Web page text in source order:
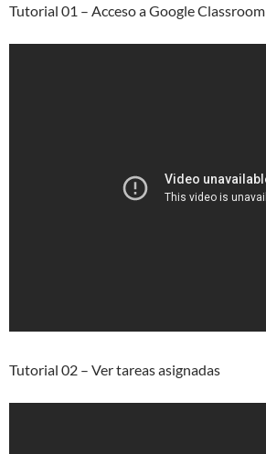
Tutorial 01 – Acceso a Google Classroom
Tutorial 02 – Ver tareas asignadas